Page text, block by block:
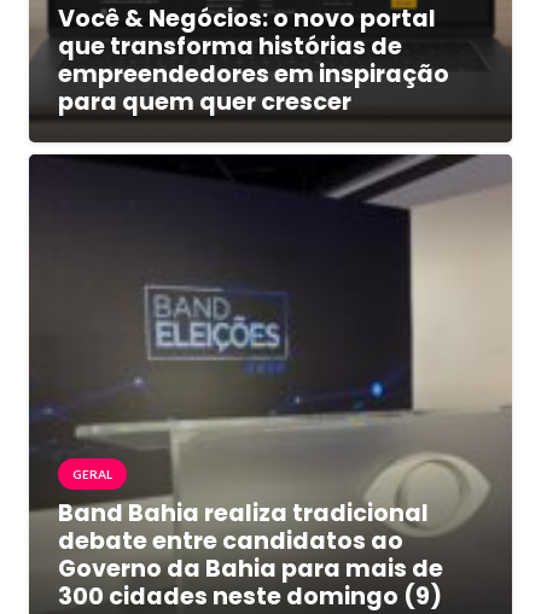
Você & Negócios: o novo portal
que transforma histórias de
empreendedores em inspiração
para quem quer crescer
GERAL
Band Bahia realiza tradicional
debate entre candidatos ao
Governo da Bahia para mais de
300 cidades neste domingo (9)